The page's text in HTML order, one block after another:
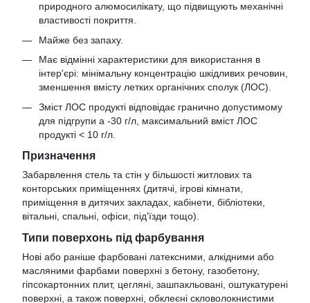
природного алюмосилікату, що підвищують механічні
властивості покриття.
Майже без запаху.
Має відмінні характеристики для використання в
інтер'єрі: мінімальну концентрацію шкідливих речовин,
зменшення вмісту летких органічних сполук (ЛОС).
Зміст ЛОС продукті відповідає гранично допустимому
для підгрупи a -30 г/л, максимальний вміст ЛОС
продукті < 10 г/л.
Призначення
Забарвлення стель та стін у більшості житлових та
конторських приміщеннях (дитячі, ігрові кімнати,
приміщення в дитячих закладах, кабінети, бібліотеки,
вітальні, спальні, офіси, під'їзди тощо).
Типи поверхонь під фарбування
Нові або раніше фарбовані латексними, алкідними або
масляними фарбами поверхні з бетону, газобетону,
гіпсокартонних плит, цегляні, зашпакльовані, оштукатурені
поверхні, а також поверхні, обклеєні скловолокнистими